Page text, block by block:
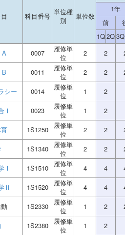
科目番号 単位種
別
単位数
1年
前
1Q2Q3Q
0007
履修単
位
2 2
0011
履修単
位
2 2
シー 0014
履修単
位
1
2
Ⅰ 0023
履修単
位
1
2
1S1250
履修単
位
2 2
1S1340
履修単
位
2 2
Ⅰ 1S1510
履修単
位
4 4
Ⅱ 1S1520
履修単
位
4 4
1S2330
履修単
位
1 2
1S2380
履修単
位
1
2